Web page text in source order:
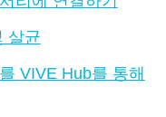
살균
VIVE Hub를 통해